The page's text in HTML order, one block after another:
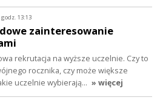
godz. 13:13
zainteresowanie
rekrutacja na wyższe uczelnie. Czy to
rocznika, czy może większe
uczelnie wybierają… » więcej